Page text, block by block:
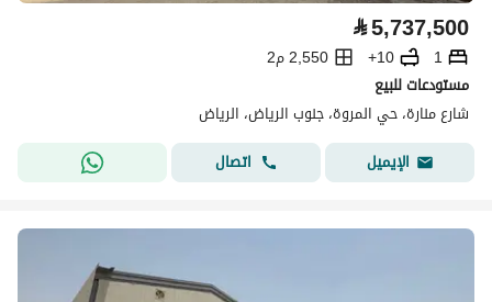
⃁5,737,500
1
10+
2,550 م2
مستودعات للبيع
شارع منارة، حي المروة، جنوب الرياض، الرياض
الإيميل
اتصال